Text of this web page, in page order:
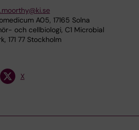
A05, 17165 Solna
och cellbiologi, C1 Microbial
171 77 Stockholm
X